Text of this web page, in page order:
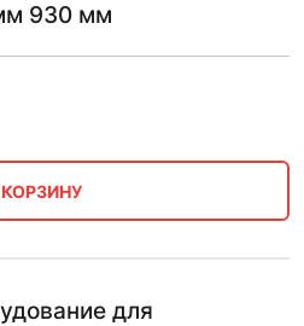
930 мм
КОРЗИНУ
для